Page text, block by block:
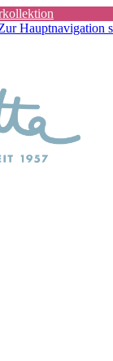
Hauptnavigation